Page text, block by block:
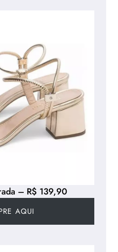
– R$ 139,90
AQUI